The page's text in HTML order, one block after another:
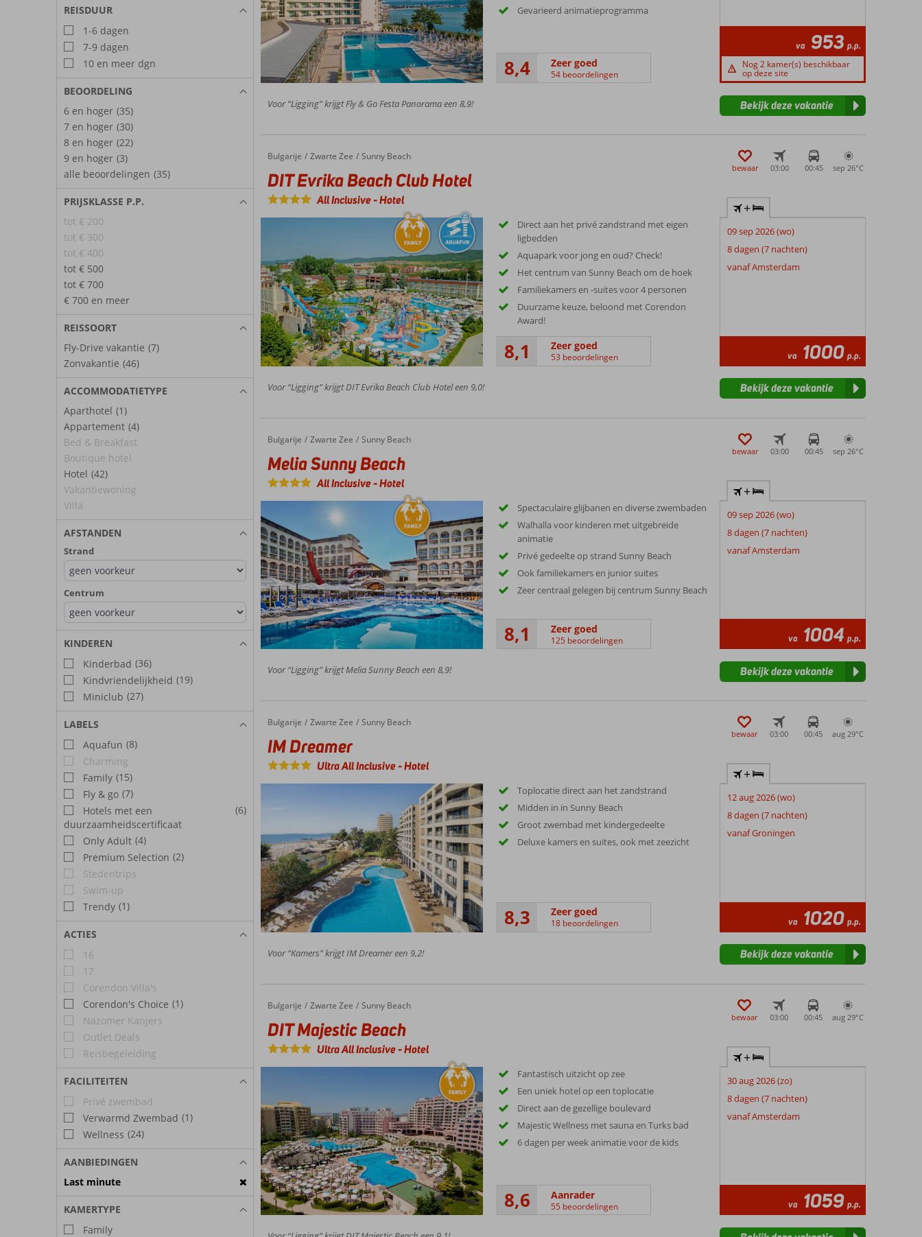
REISDUUR
1-6 dagen
7-9 dagen
10 en meer dgn
BEOORDELING
6 en hoger (35)
7 en hoger (30)
8 en hoger (22)
9 en hoger (3)
alle beoordelingen (35)
PRIJSKLASSE P.P.
tot € 200
tot € 300
tot € 400
tot € 500
tot € 700
€ 700 en meer
REISSOORT
Fly-Drive vakantie (7)
Zonvakantie (46)
ACCOMMODATIETYPE
Aparthotel (1)
Appartement (4)
Bed & Breakfast
Boutique hotel
Hotel (42)
Vakantiewoning
Villa
AFSTANDEN
Strand
Centrum
KINDEREN
Kinderbad (36)
Kindvriendelijkheid (19)
Miniclub (27)
LABELS
Aquafun (8)
Charming
Family (15)
Fly & go (7)
Hotels met een
duurzaamheidscertificaat
(6)
Only Adult (4)
Premium Selection (2)
Stedentrips
Swim-up
Trendy (1)
ACTIES
16
17
Corendon Villa's
Corendon's Choice (1)
Nazomer Kanjers
Outlet Deals
Reisbegeleiding
FACILITEITEN
Privé zwembad
Verwarmd Zwembad (1)
Wellness (24)
AANBIEDINGEN
Last minute
KAMERTYPE
Family
Gevarieerd animatieprogramma
8,4 Zeer goed
54 beoordelingen
va 953 p.p.
Nog 2 kamer(s) beschikbaar
op deze site
Voor “Ligging” krijgt Fly & Go Festa Panorama een 8,9! Bekijk deze vakantie
Home
Bulgarije Zwarte Zee Sunny Beach
DIT Evrika Beach Club Hotel
DIT Evrika Beach Club Hotel
All Inclusive-Hotel
bewaar 03:00 00:45 sep 26°C
Direct aan het privé zandstrand met eigen
ligbedden
Aquapark voor jong en oud? Check!
Het centrum van Sunny Beach om de hoek
Familiekamers en -suites voor 4 personen
Duurzame keuze, beloond met Corendon
Award!
8,1 Zeer goed
53 beoordelingen
+
09 sep 2026 (wo)
8 dagen (7 nachten)
vanaf Amsterdam
va 1000 p.p.
Voor “Ligging” krijgt DIT Evrika Beach Club Hotel een 9,0! Bekijk deze vakantie
Home
Bulgarije Zwarte Zee Sunny Beach
Melia Sunny Beach
Melia Sunny Beach
All Inclusive-Hotel
bewaar 03:00 00:45 sep 26°C
Spectaculaire glijbanen en diverse zwembaden
Walhalla voor kinderen met uitgebreide
animatie
Privé gedeelte op strand Sunny Beach
Ook familiekamers en junior suites
Zeer centraal gelegen bij centrum Sunny Beach
8,1 Zeer goed
125 beoordelingen
+
09 sep 2026 (wo)
8 dagen (7 nachten)
vanaf Amsterdam
va 1004 p.p.
Voor “Ligging” krijgt Melia Sunny Beach een 8,9! Bekijk deze vakantie
Home
Bulgarije Zwarte Zee Sunny Beach
IM Dreamer
IM Dreamer
Ultra All Inclusive-Hotel
bewaar 03:00 00:45 aug 29°C
Toplocatie direct aan het zandstrand
Midden in in Sunny Beach
Groot zwembad met kindergedeelte
Deluxe kamers en suites, ook met zeezicht
8,3 Zeer goed
18 beoordelingen
+
12 aug 2026 (wo)
8 dagen (7 nachten)
vanaf Groningen
va 1020 p.p.
Voor “Kamers” krijgt IM Dreamer een 9,2! Bekijk deze vakantie
Home
Bulgarije Zwarte Zee Sunny Beach
DIT Majestic Beach
DIT Majestic Beach
Ultra All Inclusive-Hotel
bewaar 03:00 00:45 aug 29°C
Fantastisch uitzicht op zee
Een uniek hotel op een toplocatie
Direct aan de gezellige boulevard
Majestic Wellness met sauna en Turks bad
6 dagen per week animatie voor de kids
8,6 Aanrader
55 beoordelingen
+
30 aug 2026 (zo)
8 dagen (7 nachten)
vanaf Amsterdam
va 1059 p.p.